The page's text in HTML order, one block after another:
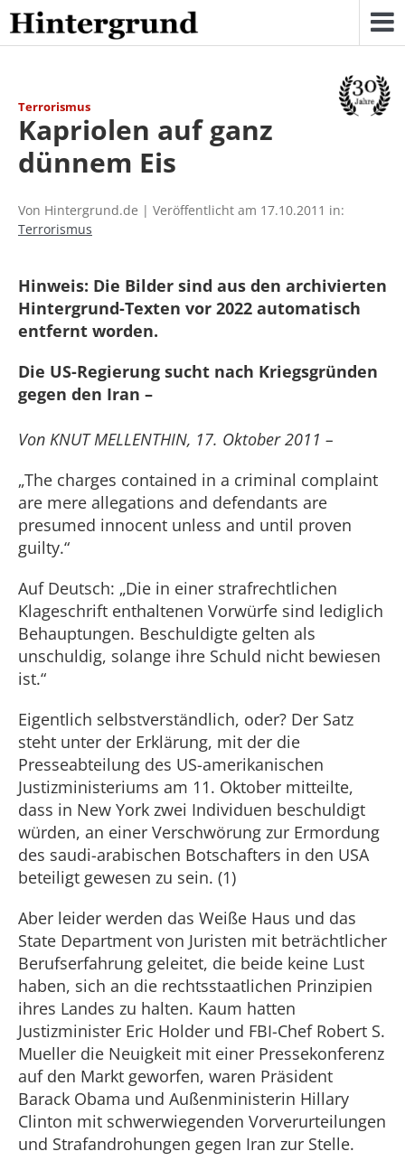
Skip
to
content
Terrorismus
Kapriolen auf ganz
dünnem Eis
Von Hintergrund.de | Veröffentlicht am 17.10.2011 in:
Terrorismus
Hinweis: Die Bilder sind aus den archivierten
Hintergrund-Texten vor 2022 automatisch
entfernt worden.
Die US-Regierung sucht nach Kriegsgründen
gegen den Iran –
Von KNUT MELLENTHIN, 17. Oktober 2011 –
„The charges contained in a criminal complaint
are mere allegations and defendants are
presumed innocent unless and until proven
guilty.“
Auf Deutsch: „Die in einer strafrechtlichen
Klageschrift enthaltenen Vorwürfe sind lediglich
Behauptungen. Beschuldigte gelten als
unschuldig, solange ihre Schuld nicht bewiesen
ist.“
Eigentlich selbstverständlich, oder? Der Satz
steht unter der Erklärung, mit der die
Presseabteilung des US-amerikanischen
Justizministeriums am 11. Oktober mitteilte,
dass in New York zwei Individuen beschuldigt
würden, an einer Verschwörung zur Ermordung
des saudi-arabischen Botschafters in den USA
beteiligt gewesen zu sein. (1)
Aber leider werden das Weiße Haus und das
State Department von Juristen mit beträchtlicher
Berufserfahrung geleitet, die beide keine Lust
haben, sich an die rechtsstaatlichen Prinzipien
ihres Landes zu halten. Kaum hatten
Justizminister Eric Holder und FBI-Chef Robert S.
Mueller die Neuigkeit mit einer Pressekonferenz
auf den Markt geworfen, waren Präsident
Barack Obama und Außenministerin Hillary
Clinton mit schwerwiegenden Vorverurteilungen
und Strafandrohungen gegen Iran zur Stelle.